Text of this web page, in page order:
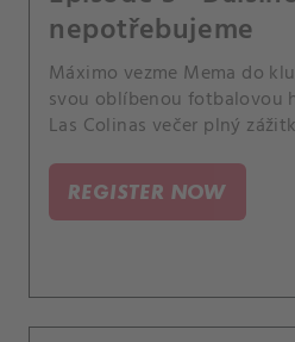
nepotřebujeme
Máximo vezme Mema do
svou oblíbenou fotbalovou
Las Colinas večer plný
REGISTER NOW